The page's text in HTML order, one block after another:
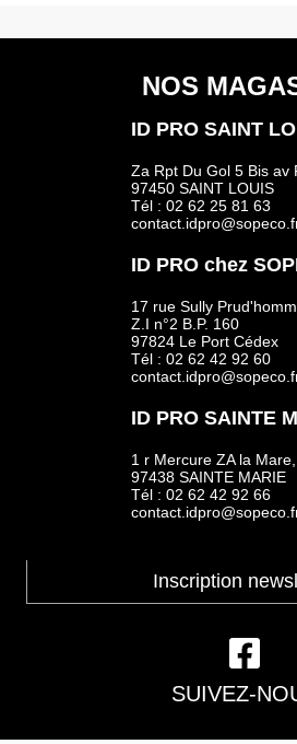
NOS
ID PRO SAINT
Za Rpt Du Gol 5 Bis av
97450 SAINT LOUIS
Tél : 02 62 25 81 63
ID PRO chez
17 rue Sully
Z.I n°2 B.P. 160
97824 Le Port Cédex
Tél : 02 62 42 92 60
ID PRO SAINTE
1 r Mercure ZA la Mare,
97438 SAINTE MARIE
Tél : 02 62 42 92 66
SUIVEZ-